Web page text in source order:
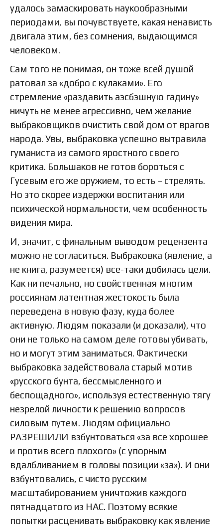
удалось замаскировать наукообразными
периодами, вы почувствуете, какая ненависть
двигала этим, без сомнения, выдающимся
человеком.
Сам того не понимая, он тоже всей душой
ратовал за «добро с кулаками». Его
стремление «раздавить аэсбэшную гадину»
ничуть не менее агрессивно, чем желание
выбраковщиков очистить свой дом от врагов
народа. Увы, выбраковка успешно вытравила
гуманиста из самого яростного своего
критика. Большаков не готов бороться с
Гусевым его же оружием, то есть – стрелять.
Но это скорее издержки воспитания или
психической нормальности, чем особенность
видения мира.
И, значит, с финальным выводом рецензента
можно не согласиться. Выбраковка (явление, а
не книга, разумеется) все-таки добилась цели.
Как ни печально, но свойственная многим
россиянам латентная жестокость была
переведена в новую фазу, куда более
активную. Людям показали (и доказали), что
они не только на самом деле готовы убивать,
но и могут этим заниматься. Фактически
выбраковка задействовала старый мотив
«русского бунта, бессмысленного и
беспощадного», используя естественную тягу
незрелой личности к решению вопросов
силовым путем. Людям официально
РАЗРЕШИЛИ взбунтоваться «за все хорошее
и против всего плохого» (с упорным
вдалбливанием в головы позиции «за»). И они
взбунтовались, с чисто русским
масштабированием уничтожив каждого
пятнадцатого из НАС. Поэтому всякие
попытки расценивать выбраковку как явление